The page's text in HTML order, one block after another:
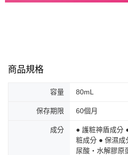
商品規格
容量 80mL
保存期限 60個月
成分
● 護粧神盾成分
粧成分 ● 保濕
尿酸‧水解膠原